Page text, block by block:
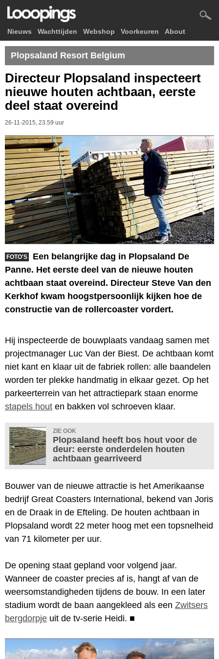
Nieuws Wachttijden Webshop Voorkeuren About
Plopsaland Resort Belgium
Directeur Plopsaland inspecteert
nieuwe houten achtbaan, eerste
deel staat overeind
26-11-2015, 23.59 uur
FOTO'S
Een belangrijke dag in Plopsaland De
Panne. Het eerste deel van de nieuwe houten
achtbaan staat overeind. Directeur Steve Van den
Kerkhof kwam hoogstpersoonlijk kijken hoe de
constructie van de rollercoaster vordert.
Hij inspecteerde de bouwplaats vandaag samen met
projectmanager Luc Van der Biest. De achtbaan komt
niet kant en klaar uit de fabriek rollen: alle baandelen
worden ter plekke handmatig in elkaar gezet. Op het
parkeerterrein van het attractiepark staan enorme
stapels hout en bakken vol schroeven klaar.
ZIE OOK
Plopsaland heeft bos hout voor de
deur: eerste onderdelen houten
achtbaan gearriveerd
Bouwer van de nieuwe attractie is het Amerikaanse
bedrijf Great Coasters International, bekend van Joris
en de Draak in de Efteling. De houten achtbaan in
Plopsaland wordt 22 meter hoog met een topsnelheid
van 71 kilometer per uur.
De opening staat gepland voor volgend jaar.
Wanneer de coaster precies af is, hangt af van de
weersomstandigheden tijdens de bouw. In een later
stadium wordt de baan aangekleed als een Zwitsers
bergdorpje uit de tv-serie Heidi. ■